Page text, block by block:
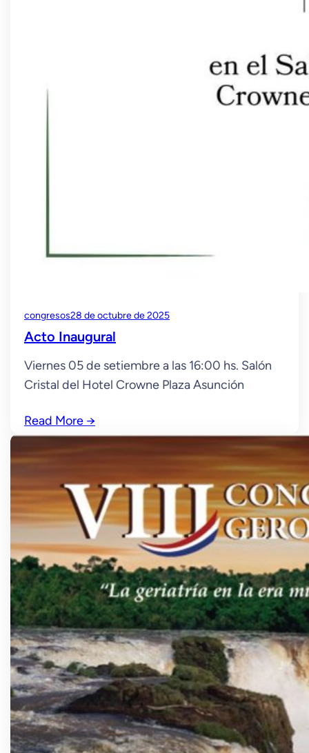
congresos28 de octubre de 2025
Acto Inaugural
Viernes 05 de setiembre a las 16:00 hs. Salón
Cristal del Hotel Crowne Plaza Asunción
Read More →